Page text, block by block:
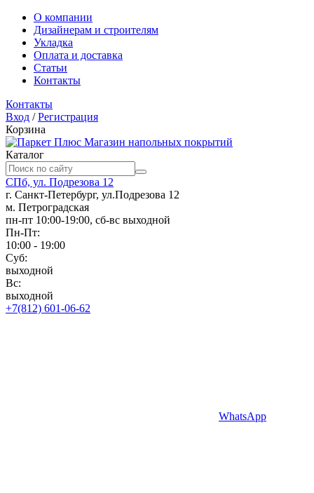
О компании
Дизайнерам и строителям
Укладка
Оплата и доставка
Статьи
Контакты
Контакты
Вход /Регистрация
Корзина
Магазин напольных покрытий
Каталог
СПб, ул. Подрезова 12
г. Санкт-Петербург, ул.Подрезова 12
м. Петроградская
пн-пт 10:00-19:00, сб-вс выходной
Пн-Пт:
10:00 - 19:00
Суб:
выходной
Вс:
выходной
+7(812) 601-06-62
WhatsApp